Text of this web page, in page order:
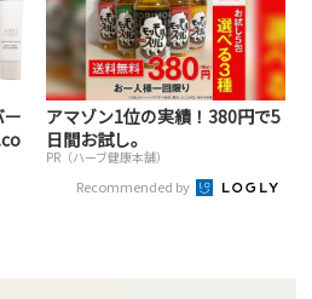
アマゾン1位の実績！380円で5
日間お試し。
PR（ハーブ健康本舗）
Recommended by